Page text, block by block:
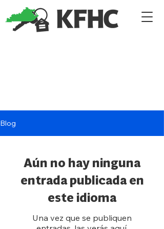
Blog
Aún no hay ninguna
entrada publicada en
este idioma
Una vez que se publiquen